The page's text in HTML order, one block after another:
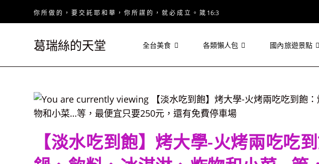
你 所 做 的 ， 要 交 託 耶 和 華 ， 你 所 謀 的 ， 就 必 成 立 。 箴 16:3
葛瑞絲的天堂 全台美食 各類懶人包 國內旅遊景點
【淡水吃到飽】烤大學-火烤兩吃吃